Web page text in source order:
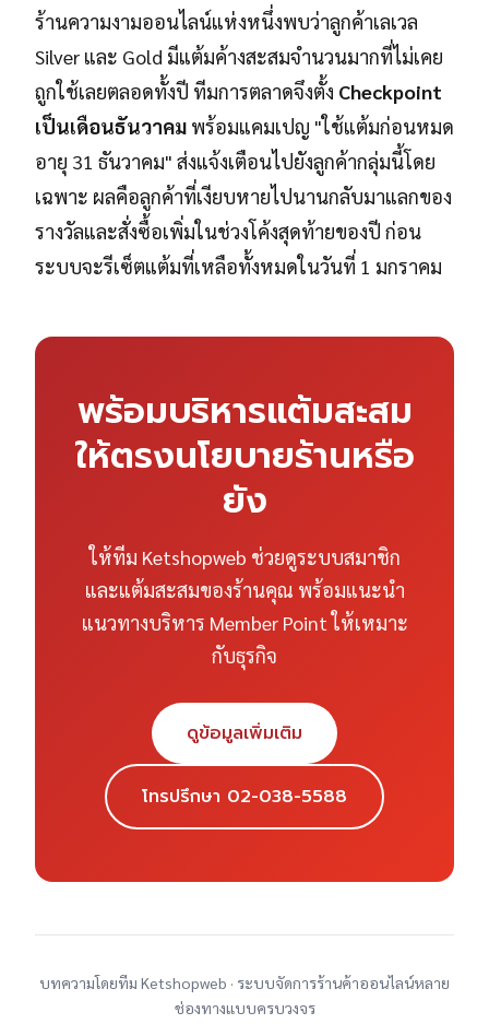
ร้านความงามออนไลน์แห่งหนึ่งพบว่าลูกค้าเลเวล
Silver และ Gold มีแต้มค้างสะสมจำนวนมากที่ไม่เคย
ถูกใช้เลยตลอดทั้งปี ทีมการตลาดจึงตั้ง Checkpoint
เป็นเดือนธันวาคม พร้อมแคมเปญ "ใช้แต้มก่อนหมด
อายุ 31 ธันวาคม" ส่งแจ้งเตือนไปยังลูกค้ากลุ่มนี้โดย
เฉพาะ ผลคือลูกค้าที่เงียบหายไปนานกลับมาแลกของ
รางวัลและสั่งซื้อเพิ่มในช่วงโค้งสุดท้ายของปี ก่อน
ระบบจะรีเซ็ตแต้มที่เหลือทั้งหมดในวันที่ 1 มกราคม
พร้อมบริหารแต้มสะสม
ให้ตรงนโยบายร้านหรือ
ยัง
ให้ทีม Ketshopweb ช่วยดูระบบสมาชิก
และแต้มสะสมของร้านคุณ พร้อมแนะนำ
แนวทางบริหาร Member Point ให้เหมาะ
กับธุรกิจ
ดูข้อมูลเพิ่มเติม
โทรปรึกษา 02-038-5588
บทความโดยทีม Ketshopweb · ระบบจัดการร้านค้าออนไลน์หลาย
ช่องทางแบบครบวงจร